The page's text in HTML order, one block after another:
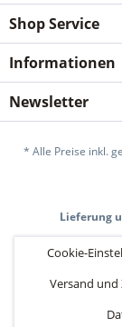
Shop Service
Informationen
Newsletter
* Alle Preise inkl.
Lieferung
Cookie-
Versand